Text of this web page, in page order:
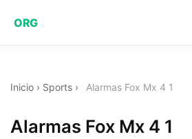
ORG
Inicio › Sports › Alarmas Fox Mx 4 1
Alarmas Fox Mx 4 1